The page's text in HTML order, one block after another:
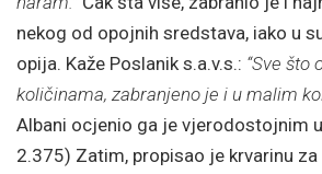
nekog od opojnih sredstava, iako u
opija. Kaže Poslanik s.a.v.s.: “Sve što
količinama, zabranjeno je i u malim
Albani ocjenio ga je vjerodostojnim
2.375) Zatim, propisao je krvarinu za